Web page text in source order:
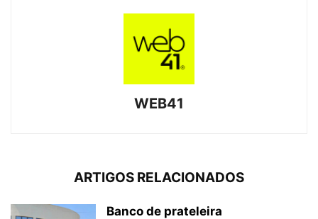
WEB41
ARTIGOS RELACIONADOS
Banco de prateleira